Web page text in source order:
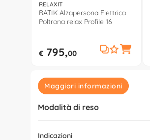
RELAXIT
BATIK Alzapersona Elettrica
Poltrona relax Profile 16
€ 795,00
Maggiori informazioni
Modalità di reso
Indicazioni